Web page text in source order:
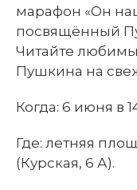
марафон «Он
посвящённый
Читайте
Пушкина на
Когда: 6 июня в
Где: летняя
(Курская, 6 А).